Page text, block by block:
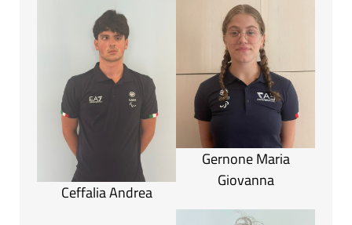
Ceffalia Andrea
Gernone Maria
Giovanna